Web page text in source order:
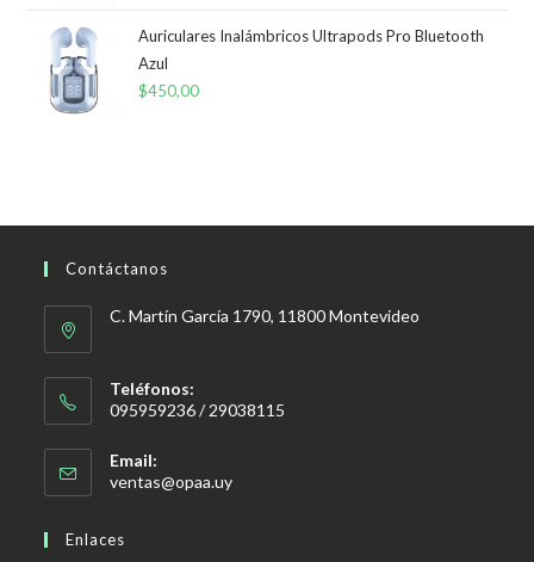
Auriculares Inalámbricos Ultrapods Pro Bluetooth
Azul
$450,00
Contáctanos
C. Martín García 1790, 11800 Montevideo
Teléfonos:
095959236 / 29038115
Email:
ventas@opaa.uySe
Enlaces